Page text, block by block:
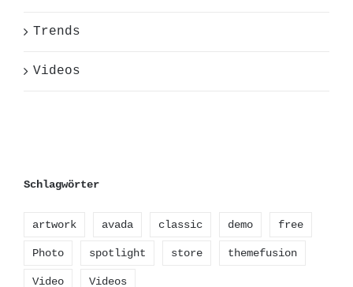
Trends
Videos
Schlagwörter
artwork avada classic demo free
Photo spotlight store themefusion
Video Videos